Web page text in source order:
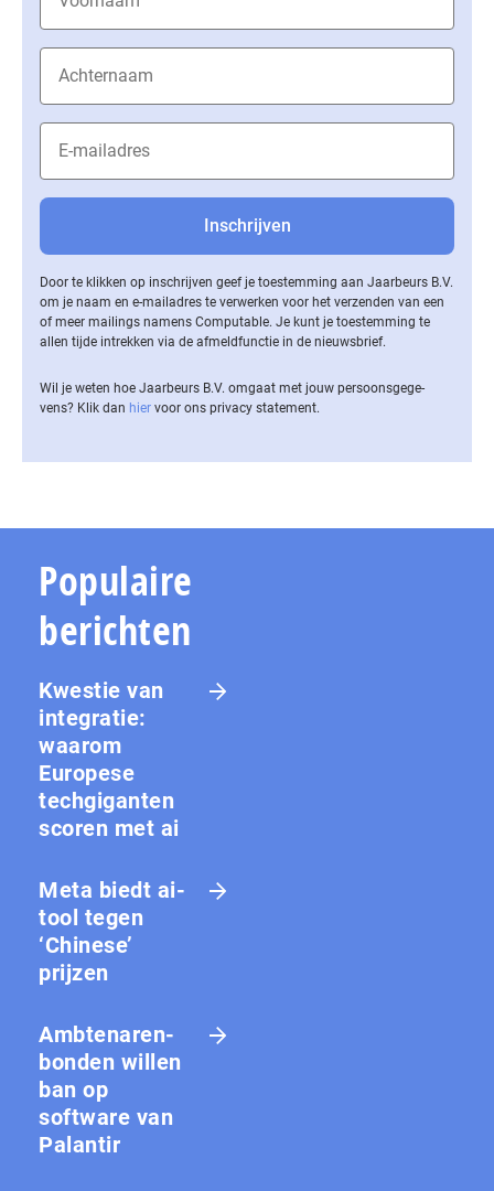
Door te klikken op inschrijven geef je toestemming aan Jaarbeurs B.V.
om je naam en e-mailadres te verwerken voor het verzenden van een
of meer mailings namens Computable. Je kunt je toestemming te
allen tijde intrekken via de af­meld­func­tie in de nieuwsbrief.
Wil je weten hoe Jaarbeurs B.V. omgaat met jouw per­soons­ge­ge­
vens? Klik dan hier voor ons privacy statement.
Populaire
berichten
Kwestie van
integratie:
waarom
Europese
techgiganten
scoren met ai
Meta biedt ai-
tool tegen
‘Chinese’
prijzen
Amb­te­na­ren­
bon­den willen
ban op
software van
Palantir